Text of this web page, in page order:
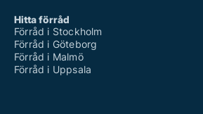
Hitta förråd
Förråd i Stockholm
Förråd i Göteborg
Förråd i Malmö
Förråd i Uppsala